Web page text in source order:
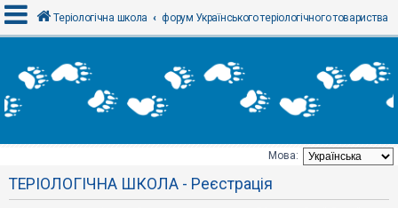
х
і
Т
е
м
Теріологічна школа форум Українського теріологічного товариства
Мова:
ТЕРІОЛОГІЧНА ШКОЛА - Реєстрація